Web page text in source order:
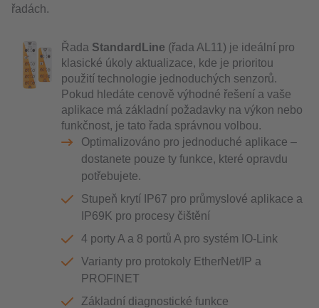
řadách.
Řada StandardLine (řada AL11) je ideální pro
klasické úkoly aktualizace, kde je prioritou
použití technologie jednoduchých senzorů.
Pokud hledáte cenově výhodné řešení a vaše
aplikace má základní požadavky na výkon nebo
funkčnost, je tato řada správnou volbou.
Optimalizováno pro jednoduché aplikace –
dostanete pouze ty funkce, které opravdu
potřebujete.
Stupeň krytí IP67 pro průmyslové aplikace a
IP69K pro procesy čištění
4 porty A a 8 portů A pro systém IO-Link
Varianty pro protokoly EtherNet/IP a
PROFINET
Základní diagnostické funkce